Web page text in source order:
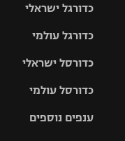
כדורגל ישראלי
גביע הטוטו
כדורגל עולמי
האלופות
ליגה
כדורסל ישראלי
סל
כדורסל עולמי
ענפים נוספים